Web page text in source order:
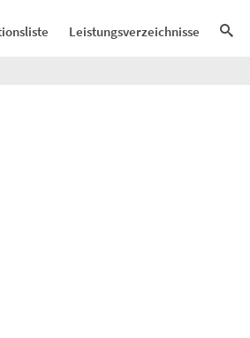
Leistungsverzeichnisse